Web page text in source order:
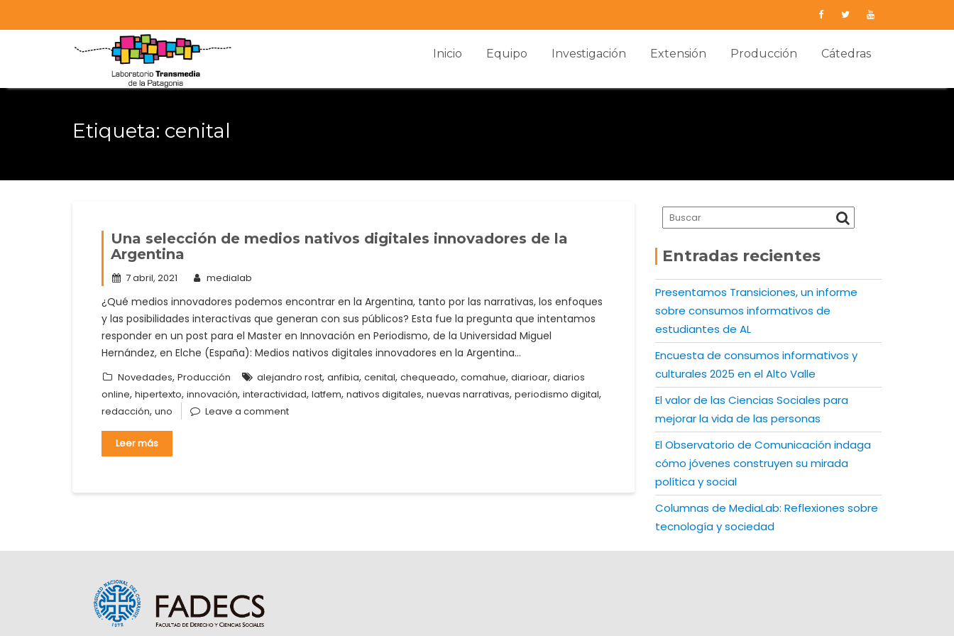
Inicio Equipo Investigación Extensión Producción Cátedras
Etiqueta: cenital
Una selección de medios nativos digitales innovadores de la
Argentina
7 abril, 2021 medialab
¿Qué medios innovadores podemos encontrar en la Argentina, tanto por las narrativas, los enfoques
y las posibilidades interactivas que generan con sus públicos? Esta fue la pregunta que intentamos
responder en un post para el Master en Innovación en Periodismo, de la Universidad Miguel
Hernández, en Elche (España): Medios nativos digitales innovadores en la Argentina…
Novedades, Producción alejandro rost, anfibia, cenital, chequeado, comahue, diarioar, diarios
online, hipertexto, innovación, interactividad, latfem, nativos digitales, nuevas narrativas, periodismo digital,
redacción, uno Leave a comment
Leer más
Entradas recientes
Presentamos Transiciones, un informe
sobre consumos informativos de
estudiantes de AL
Encuesta de consumos informativos y
culturales 2025 en el Alto Valle
El valor de las Ciencias Sociales para
mejorar la vida de las personas
El Observatorio de Comunicación indaga
cómo jóvenes construyen su mirada
política y social
Columnas de MediaLab: Reflexiones sobre
tecnología y sociedad